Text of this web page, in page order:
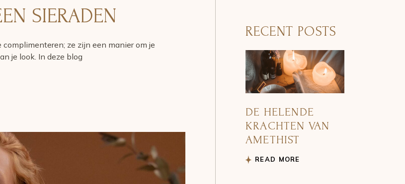
SIERADEN
ze zijn een manier om je
je look. In deze blog
RECENT POSTS
DE HELENDE
KRACHTEN VAN
AMETHIST
READ MORE